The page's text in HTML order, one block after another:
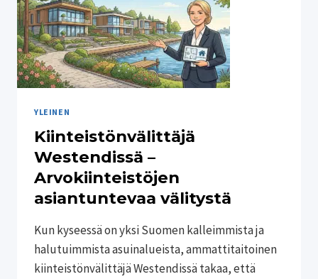
NELIÖIDEN
MAKSIMOIMISEKSI
YLEINEN
Kiinteistönvälittäjä
Westendissä –
Arvokiinteistöjen
asiantuntevaa välitystä
Kun kyseessä on yksi Suomen kalleimmista ja
halutuimmista asuinalueista, ammattitaitoinen
kiinteistönvälittäjä Westendissä takaa, että